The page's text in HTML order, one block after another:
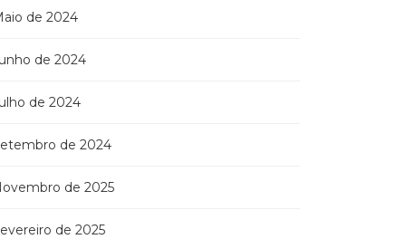
de 2024
de 2024
de 2024
de 2024
de 2025
de 2025